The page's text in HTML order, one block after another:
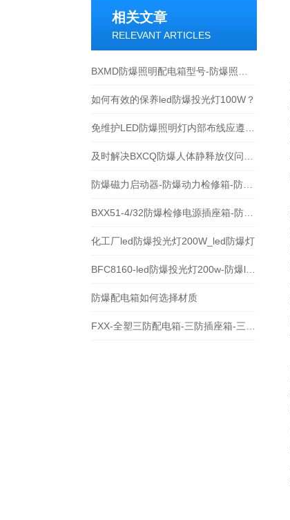
相关文章
RELEVANT ARTICLES
如何有效的保养led防爆投光灯100W？
化工厂led防爆投光灯200W_led防爆灯
防爆配电箱如何选择材质